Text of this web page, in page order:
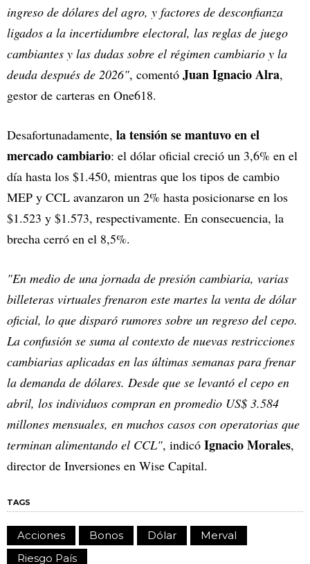
ingreso de dólares del agro, y factores de desconfianza
ligados a la incertidumbre electoral, las reglas de juego
cambiantes y las dudas sobre el régimen cambiario y la
deuda después de 2026", comentó Juan Ignacio Alra,
gestor de carteras en One618.
Desafortunadamente, la tensión se mantuvo en el
mercado cambiario: el dólar oficial creció un 3,6% en el
día hasta los $1.450, mientras que los tipos de cambio
MEP y CCL avanzaron un 2% hasta posicionarse en los
$1.523 y $1.573, respectivamente. En consecuencia, la
brecha cerró en el 8,5%.
"En medio de una jornada de presión cambiaria, varias
billeteras virtuales frenaron este martes la venta de dólar
oficial, lo que disparó rumores sobre un regreso del cepo.
La confusión se suma al contexto de nuevas restricciones
cambiarias aplicadas en las últimas semanas para frenar
la demanda de dólares. Desde que se levantó el cepo en
abril, los individuos compran en promedio US$ 3.584
millones mensuales, en muchos casos con operatorias que
terminan alimentando el CCL", indicó Ignacio Morales,
director de Inversiones en Wise Capital.
TAGS
Acciones Bonos Dólar
Merval
Riesgo País